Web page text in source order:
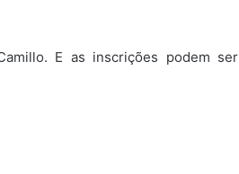
E as inscrições podem ser